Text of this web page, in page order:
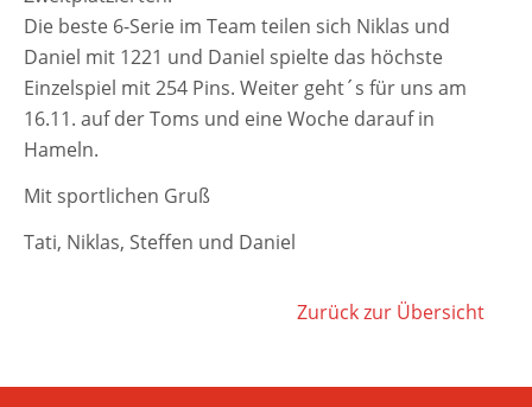
Die bes­te 6-Serie im Team tei­len sich Niklas und
Daniel mit 1221 und Daniel spiel­te das höchs­te
Einzelspiel mit 254 Pins. Weiter geht´s für uns am
16.11. auf der Toms und eine Woche dar­auf in
Hameln.
Mit sport­li­chen Gruß
Tati, Niklas, Steffen und Daniel
Zurück zur Übersicht